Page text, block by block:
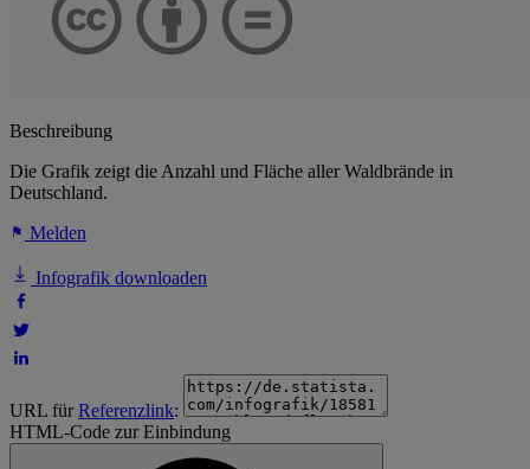
Beschreibung
Die Grafik zeigt die Anzahl und Fläche aller Waldbrände in
Deutschland.
Melden
Infografik downloaden
URL fürReferenzlink:
HTML-Code zur Einbindung